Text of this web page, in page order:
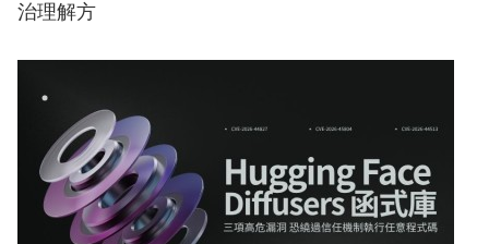
治理解方